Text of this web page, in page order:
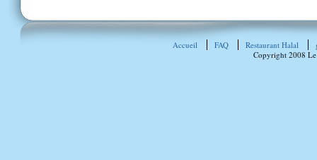
Accueil FAQ Restaurant Halal
Copyright 2008